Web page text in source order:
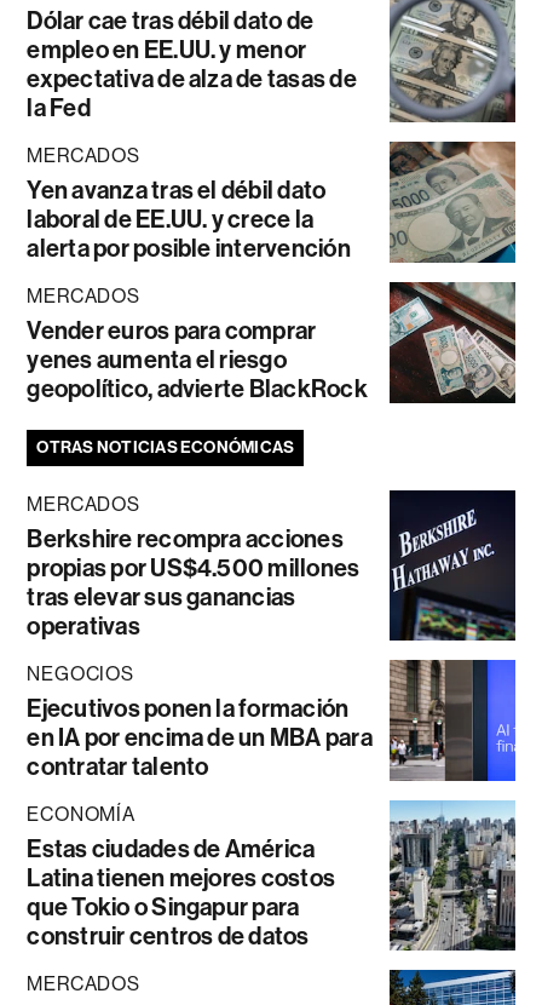
Dólar cae tras débil dato de
empleo en EE.UU. y menor
expectativa de alza de tasas de
la Fed
MERCADOS
Yen avanza tras el débil dato
laboral de EE.UU. y crece la
alerta por posible intervención
MERCADOS
Vender euros para comprar
yenes aumenta el riesgo
geopolítico, advierte BlackRock
OTRAS NOTICIAS ECONÓMICAS
MERCADOS
Berkshire recompra acciones
propias por US$4.500 millones
tras elevar sus ganancias
operativas
NEGOCIOS
Ejecutivos ponen la formación
en IA por encima de un MBA para
contratar talento
ECONOMÍA
Estas ciudades de América
Latina tienen mejores costos
que Tokio o Singapur para
construir centros de datos
MERCADOS